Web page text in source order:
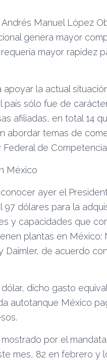
Manuel López
genera mayor
mayor rapidez
la actual
sólo fue de
afiliadas, en total 14
abordar temas de
de
México
ayer el
dólares para la
y capacidades que
plantas en México:
Daimler, de acuerdo
dicho gasto
autotanque México
por el
mes, 82 en febrero y